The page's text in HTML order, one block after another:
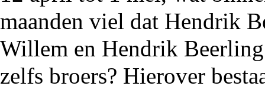
maanden viel dat Hendrik
Willem en Hendrik
zelfs broers? Hierover